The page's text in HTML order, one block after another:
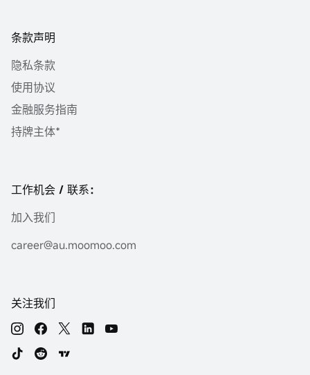
条款声明
隐私条款
使用协议
金融服务指南
持牌主体*
工作机会 / 联系：
加入我们
career@au.moomoo.com
关注我们